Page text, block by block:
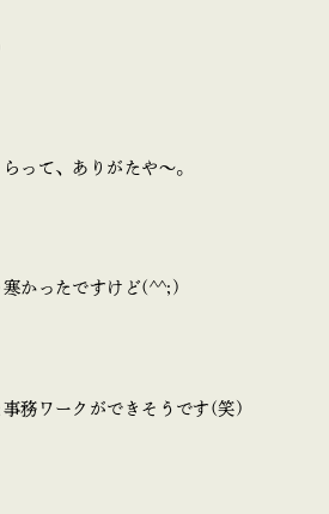
って、ありがたや～。
かったですけど(^^;)
事務ワークができそうです(笑)